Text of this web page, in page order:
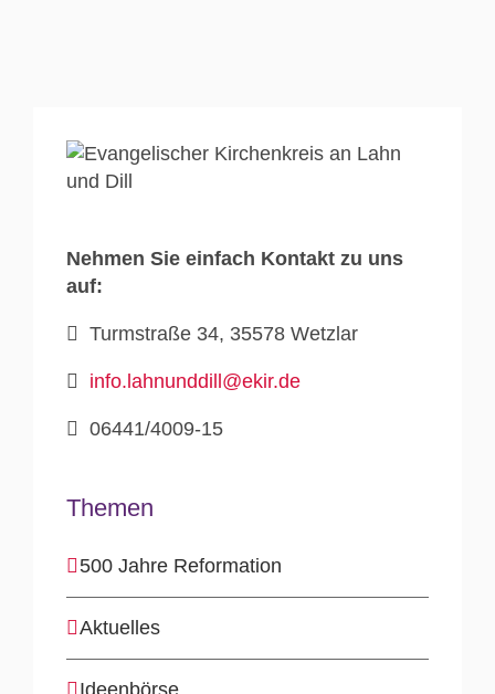
Nehmen Sie einfach Kontakt zu uns
auf:
Turmstraße 34, 35578 Wetzlar
info.lahnunddill@ekir.de
06441/4009-15
Themen
500 Jahre Reformation
Aktuelles
Ideenbörse